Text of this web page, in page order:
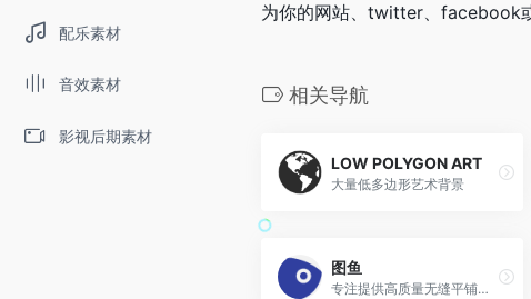
配乐素材
音效素材
影视后期素材
为你的网站、twitter、facebook
相关导航
LOW POLYGON ART
大量低多边形艺术背景
图鱼
专注提供高质量无缝平铺的PPT背景图片、网页纹理背景素材、PS设计底纹素材